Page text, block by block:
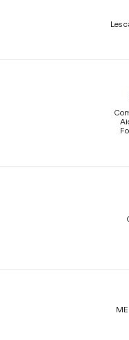
Les
Légal